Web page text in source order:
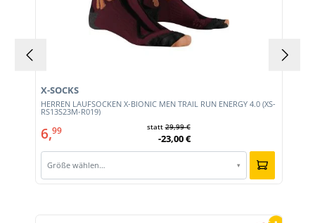
HERREN LAUFSOCKEN X-BIONIC MEN TRAIL RUN ENERGY 4.0 (XS-
RS13S23M-R019)
X-SOCKS
6,99 statt29,99 €
-23,00 €
Größe wählen… ▾